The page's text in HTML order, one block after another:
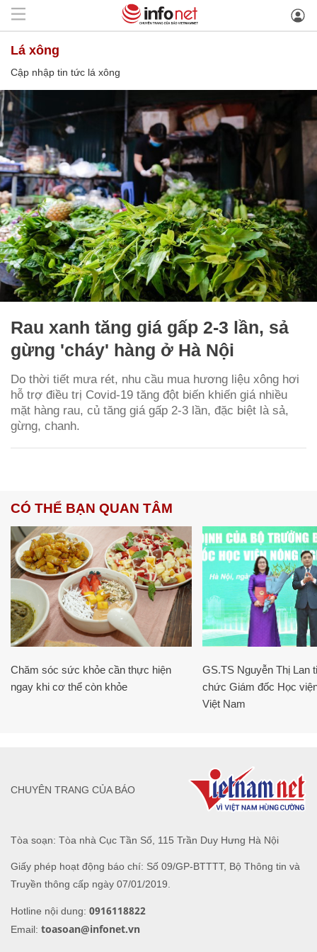
lá xông
Cập nhập tin tức lá xông
Rau xanh tăng giá gấp 2-3 lần, sả
gừng 'cháy' hàng ở Hà Nội
Do thời tiết mưa rét, nhu cầu mua hương liệu xông hơi
hỗ trợ điều trị Covid-19 tăng đột biến khiến giá nhiều
mặt hàng rau, củ tăng giá gấp 2-3 lần, đặc biệt là sả,
gừng, chanh.
CÓ THỂ BẠN QUAN TÂM
Chăm sóc sức khỏe cần thực hiện
ngay khi cơ thể còn khỏe
GS.TS Nguyễn Thị Lan
chức Giám đốc Học
Việt Nam
Tòa soạn: Tòa nhà Cục Tần Số, 115 Trần Duy Hưng Hà Nội
Giấy phép hoạt động báo chí: Số 09/GP-BTTTT, Bộ Thông tin và
Truyền thông cấp ngày 07/01/2019.
Hotline nội dung: 0916118822
Email: toasoan@infonet.vn
CHUYÊN TRANG CỦA BÁO